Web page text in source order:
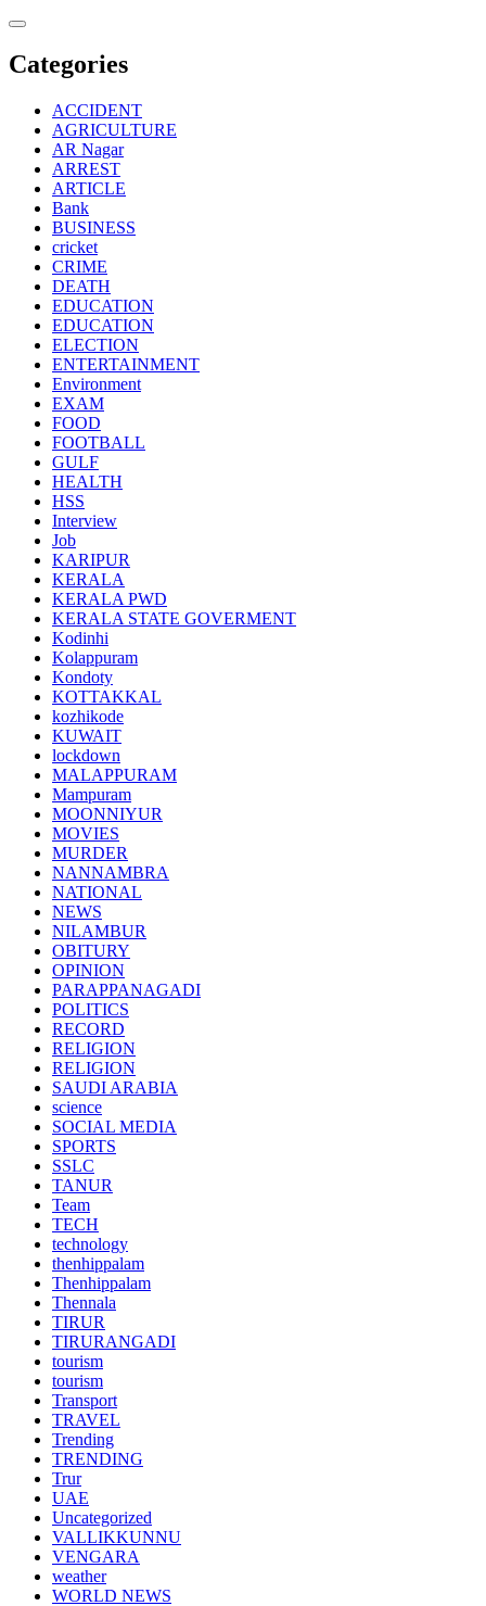
Skip
content
Categories
ACCIDENT
AGRICULTURE
AR Nagar
ARREST
ARTICLE
Bank
BUSINESS
cricket
CRIME
DEATH
EDUCATION
EDUCATION
ELECTION
ENTERTAINMENT
Environment
EXAM
FOOD
FOOTBALL
GULF
HEALTH
HSS
Interview
Job
KARIPUR
KERALA
KERALA PWD
KERALA STATE GOVERMENT
Kodinhi
Kolappuram
Kondoty
KOTTAKKAL
kozhikode
KUWAIT
lockdown
MALAPPURAM
Mampuram
MOONNIYUR
MOVIES
MURDER
NANNAMBRA
NATIONAL
NEWS
NILAMBUR
OBITURY
OPINION
PARAPPANAGADI
POLITICS
RECORD
RELIGION
RELIGION
SAUDI ARABIA
science
SOCIAL MEDIA
SPORTS
SSLC
TANUR
Team
TECH
technology
thenhippalam
Thenhippalam
Thennala
TIRUR
TIRURANGADI
tourism
tourism
Transport
TRAVEL
Trending
TRENDING
Trur
UAE
Uncategorized
VALLIKKUNNU
VENGARA
weather
WORLD NEWS